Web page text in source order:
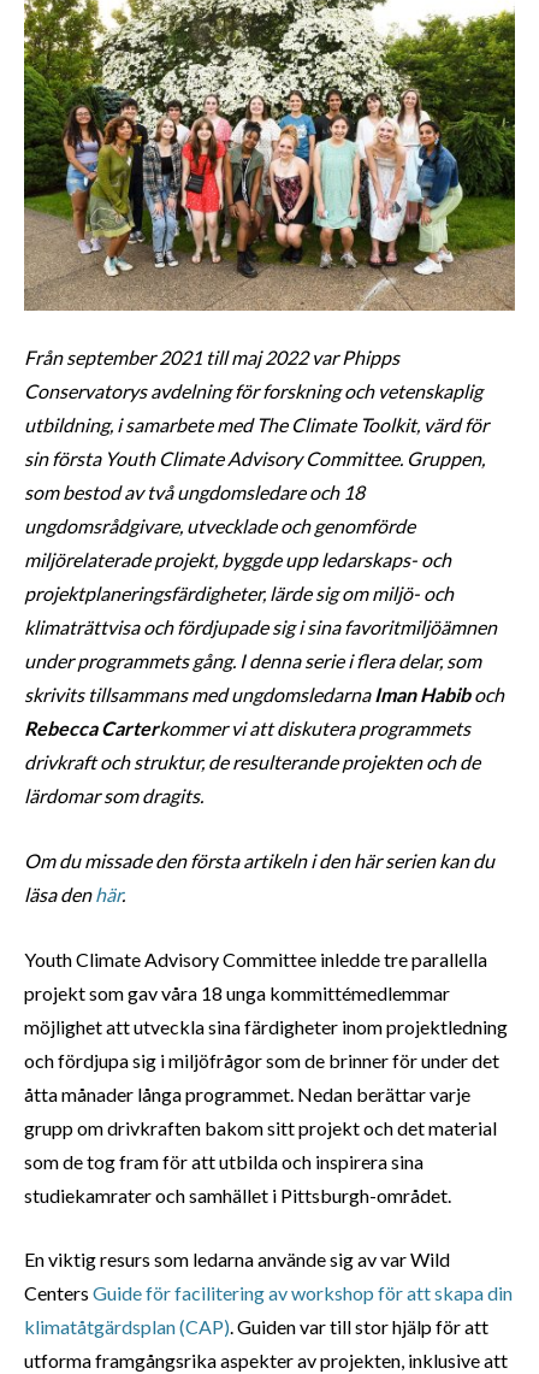
Från september 2021 till maj 2022 var Phipps
Conservatorys avdelning för forskning och vetenskaplig
utbildning, i samarbete med The Climate Toolkit, värd för
sin första Youth Climate Advisory Committee. Gruppen,
som bestod av två ungdomsledare och 18
ungdomsrådgivare, utvecklade och genomförde
miljörelaterade projekt, byggde upp ledarskaps- och
projektplaneringsfärdigheter, lärde sig om miljö- och
klimaträttvisa och fördjupade sig i sina favoritmiljöämnen
under programmets gång. I denna serie i flera delar, som
skrivits tillsammans med ungdomsledarnaIman Habiboch
Rebecca Carterkommer vi att diskutera programmets
drivkraft och struktur, de resulterande projekten och de
lärdomar som dragits.
Om du missade den första artikeln i den här serien kan du
läsa denhär.
Youth Climate Advisory Committee inledde tre parallella
projekt som gav våra 18 unga kommittémedlemmar
möjlighet att utveckla sina färdigheter inom projektledning
och fördjupa sig i miljöfrågor som de brinner för under det
åtta månader långa programmet. Nedan berättar varje
grupp om drivkraften bakom sitt projekt och det material
som de tog fram för att utbilda och inspirera sina
studiekamrater och samhället i Pittsburgh-området.
En viktig resurs som ledarna använde sig av var Wild
Centers Guide för facilitering av workshop för att skapa din
klimatåtgärdsplan (CAP). Guiden var till stor hjälp för att
utforma framgångsrika aspekter av projekten, inklusive att